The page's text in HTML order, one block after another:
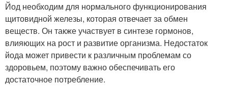
Йод необходим для нормального функционирования
щитовидной железы, которая отвечает за обмен
веществ. Он также участвует в синтезе гормонов,
влияющих на рост и развитие организма. Недостаток
йода может привести к различным проблемам со
здоровьем, поэтому важно обеспечивать его
достаточное потребление.